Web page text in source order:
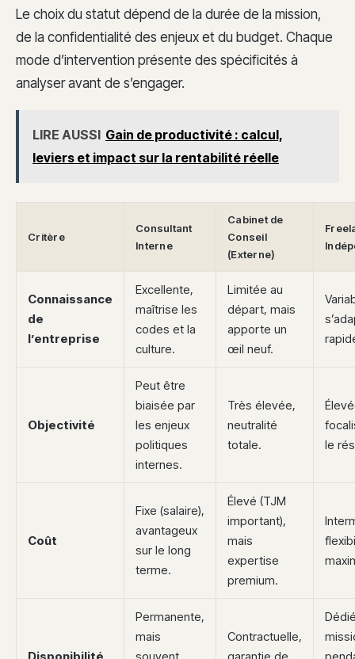
Le choix du statut dépend de la durée de la mission,
de la confidentialité des enjeux et du budget. Chaque
mode d’intervention présente des spécificités à
analyser avant de s’engager.
LIRE AUSSI Gain de productivité : calcul,
leviers et impact sur la rentabilité réelle
Critère
Consultant
Interne
Cabinet de
Conseil
(Externe)
Connaissance
de
l’entreprise
Excellente,
maîtrise les
codes et la
culture.
Limitée au
départ, mais
apporte un
œil neuf.
Objectivité
Peut être
biaisée par
les enjeux
politiques
internes.
Très élevée,
neutralité
totale.
le
Coût
Fixe (salaire),
avantageux
sur le long
terme.
Élevé (TJM
important),
mais
expertise
premium.
Disponibilité
Permanente,
mais
souvent
Contractuelle,
garantie de